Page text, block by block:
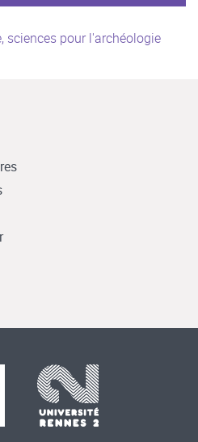
sciences pour l'archéologie